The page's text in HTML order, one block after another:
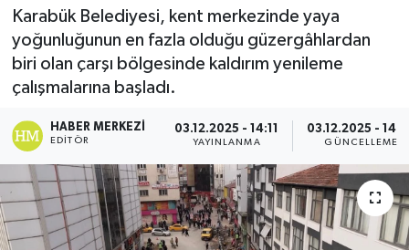
Karabük Belediyesi, kent merkezinde yaya
yoğunluğunun en fazla olduğu güzergâhlardan
biri olan çarşı bölgesinde kaldırım yenileme
çalışmalarına başladı.
HABER MERKEZI
EDITÖR
03.12.2025 - 14:11
YAYINLANMA
03.12.2025 -
GÜNCELLEME
SÜPER LİG
Son Dakika Haberleri
Haber Arşivi